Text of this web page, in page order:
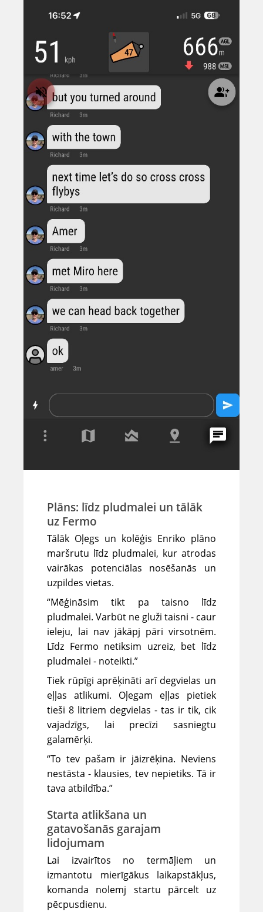
Plāns: līdz pludmalei un tālāk
uz Fermo
Tālāk Oļegs un kolēģis Enriko plāno
maršrutu līdz pludmalei, kur atrodas
vairākas potenciālas nosēšanās un
uzpildes vietas.
“Mēģināsim tikt pa taisno līdz
pludmalei. Varbūt ne gluži taisni - caur
ieleju, lai nav jākāpj pāri virsotnēm.
Līdz Fermo netiksim uzreiz, bet līdz
pludmalei - noteikti.”
Tiek rūpīgi aprēķināti arī degvielas un
eļļas atlikumi. Oļegam eļļas pietiek
tieši 8 litriem degvielas - tas ir tik, cik
vajadzīgs, lai precīzi sasniegtu
galamērķi.
“To tev pašam ir jāizrēķina. Neviens
nestāsta - klausies, tev nepietiks. Tā ir
tava atbildība.”
Starta atlikšana un
gatavošanās garajam
lidojumam
Lai izvairītos no termāļiem un
izmantotu mierīgākus laikapstākļus,
komanda nolemj startu pārcelt uz
pēcpusdienu.